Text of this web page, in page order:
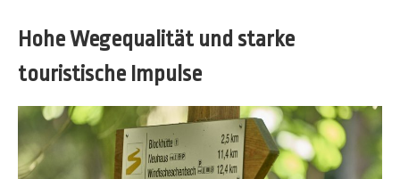
Hohe Wegequalität und starke
touristische Impulse